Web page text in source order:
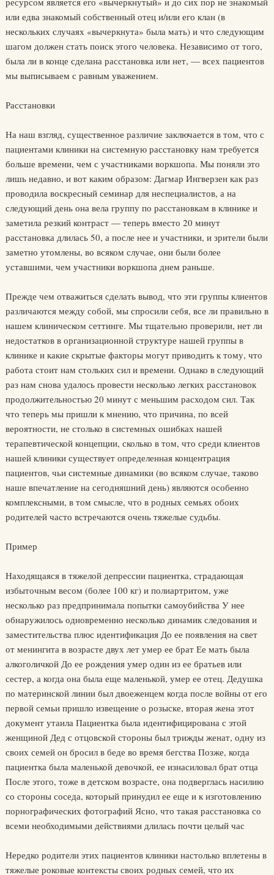
или едва знакомый собственный отец и/или его клан (в
нескольких случаях «вычеркнута» была мать) и что следующим
шагом должен стать поиск этого человека. Независимо от того,
была ли в конце сделана расстановка или нет, — всех пациентов
мы выписываем с равным уважением.
Расстановки
На наш взгляд, существенное различие заключается в том, что с
пациентами клиники на системную расстановку нам требуется
больше времени, чем с участниками воркшопа. Мы поняли это
лишь недавно, и вот каким образом: Дагмар Ингверзен как раз
проводила воскресный семинар для неспециалистов, а на
следующий день она вела группу по расстановкам в клинике и
заметила резкий контраст — теперь вместо 20 минут
расстановка длилась 50, а после нее и участники, и зрители были
заметно утомлены, во всяком случае, они были более
уставшими, чем участники воркшопа днем раньше.
Прежде чем отважиться сделать вывод, что эти группы клиентов
различаются между собой, мы спросили себя, все ли правильно в
нашем клиническом сеттинге. Мы тщательно проверили, нет ли
недостатков в организационной структуре нашей группы в
клинике и какие скрытые факторы могут приводить к тому, что
работа стоит нам стольких сил и времени. Однако в следующий
раз нам снова удалось провести несколько легких расстановок
продолжительностью 20 минут с меньшим расходом сил. Так
что теперь мы пришли к мнению, что причина, по всей
вероятности, не столько в системных ошибках нашей
терапевтической концепции, сколько в том, что среди клиентов
нашей клиники существует определенная концентрация
пациентов, чьи системные динамики (во всяком случае, таково
наше впечатление на сегодняшний день) являются особенно
комплексными, в том смысле, что в родных семьях обоих
родителей часто встречаются очень тяжелые судьбы.
Пример
Находящаяся в тяжелой депрессии пациентка, страдающая
избыточным весом (более 100 кг) и полиартритом, уже
несколько раз предпринимала попытки самоубийства У нее
обнаружилось одновременно несколько динамик следования и
заместительства плюс идентификация До ее появления на свет
от менингита в возрасте двух лет умер ее брат Ее мать была
алкоголичкой До ее рождения умер один из ее братьев или
сестер, а когда она была еще маленькой, умер ее отец. Дедушка
по материнской линии был двоеженцем когда после войны от его
первой семьи пришло извещение о розыске, вторая жена этот
документ утаила Пациентка была идентифицирована с этой
женщиной Дед с отцовской стороны был трижды женат, одну из
своих семей он бросил в беде во время бегства Позже, когда
пациентка была маленькой девочкой, ее изнасиловал брат отца
После этого, тоже в детском возрасте, она подверглась насилию
со стороны соседа, который принудил ее еще и к изготовлению
порнографических фотографий Ясно, что такая расстановка со
всеми необходимыми действиями длилась почти целый час
Нередко родители этих пациентов клиники настолько вплетены в
тяжелые роковые контексты своих родных семей, что их